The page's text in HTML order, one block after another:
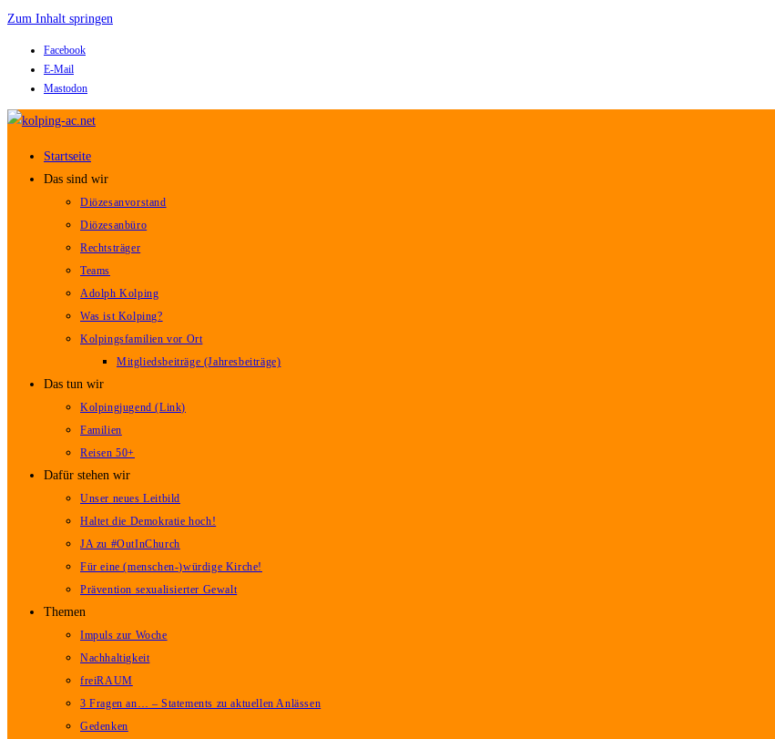
Zum Inhalt springen
Facebook
E-Mail
Mastodon
Startseite
Das sind wir
Diözesanvorstand
Diözesanbüro
Rechtsträger
Teams
Adolph Kolping
Was ist Kolping?
Kolpingsfamilien vor Ort
Mitgliedsbeiträge (Jahresbeiträge)
Das tun wir
Kolpingjugend (Link)
Familien
Reisen 50+
Dafür stehen wir
Unser neues Leitbild
Haltet die Demokratie hoch!
JA zu #OutInChurch
Für eine (menschen-)würdige Kirche!
Prävention sexualisierter Gewalt
Themen
Impuls zur Woche
Nachhaltigkeit
freiRAUM
3 Fragen an… – Statements zu aktuellen Anlässen
Gedenken